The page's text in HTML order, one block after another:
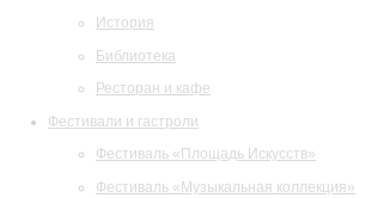
История
Библиотека
Ресторан и кафе
Фестивали и гастроли
Фестиваль «Площадь Искусств»
Фестиваль «Музыкальная коллекция»